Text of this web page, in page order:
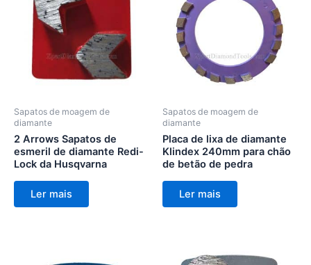
Sapatos de moagem de
diamante
2 Arrows Sapatos de
esmeril de diamante Redi-
Lock da Husqvarna
Ler mais
Sapatos de moagem de
diamante
Placa de lixa de diamante
Klindex 240mm para chão
de betão de pedra
Ler mais